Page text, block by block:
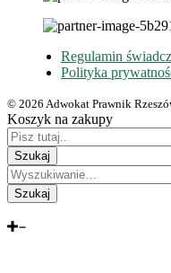
Regulamin
Polityka
© 2026 Adwokat Prawnik
Koszyk na zakupy